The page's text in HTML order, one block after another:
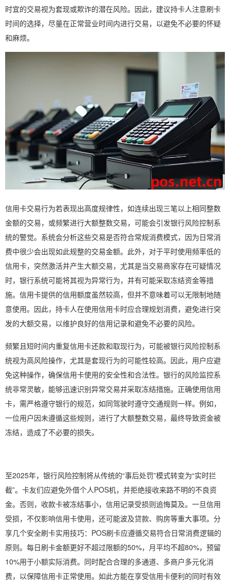
时宜的交易视为套现或欺诈的潜在风险。因此，建议持卡人注意刷卡
时间的选择，尽量在正常营业时间内进行交易，以避免不必要的怀疑
和麻烦。
信用卡交易行为若表现出高度规律性，如连续出现三笔以上相同整数
金额的交易，或频繁进行大额整数交易，可能会引发银行风险控制系
统的警觉。系统会分析这些交易是否符合常规消费模式，因为日常消
费中很少会出现如此规整的交易金额。此外，对于平时使用频率低的
信用卡，突然激活并产生大额交易，尤其是当交易商家存在可疑情况
时，银行系统可能将其视为异常行为，并有可能采取冻结资金等措
施。信用卡提供的信用额度虽然较高，但并不意味着可以无限制地随
意使用。因此，持卡人在使用信用卡时应合理规划消费，避免进行突
发的大额交易，以维护良好的信用记录和避免不必要的风险。
频繁且短时间内重复信用卡还款和取现行为，可能被银行风险控制系
统视为高风险操作，尤其是套现行为的可能性较高。因此，用户应避
免这种操作，确保信用卡使用的安全性和合法性。银行的风险监控系
统非常灵敏，能够迅速识别异常交易并采取冻结措施。正确使用信用
卡，需严格遵守银行的规范，如同驾驶时遵守交通规则一样。例如，
一位用户因未遵循这些规则，进行了大额整数交易，最终导致资金被
冻结，造成了不必要的损失。
至2025年，银行风险控制将从传统的“事后处罚”模式转变为“实时拦
截”。卡友们应避免外借个人POS机，并拒绝接收来路不明的不良资
金。否则，收款卡被冻结事小，信用记录受损则追悔莫及。一旦信用
受损，不仅影响信用卡使用，还可能波及贷款、购房等重大事项。分
享几个安全刷卡实用技巧：POS刷卡应遵循交易符合日常消费逻辑的
原则。每日刷卡金额更好不超过限额的50%，月平均不超80%，预留
10%用于小额实际消费。同时配合合理的多通道、多商户多元化消
费，以保障信用卡正常使用。如此方能在享受信用卡便利的同时有效